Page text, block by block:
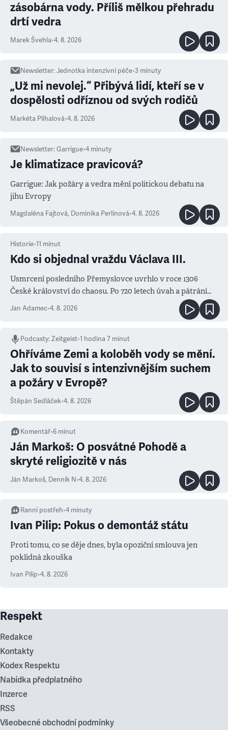
zásobárna vody. Příliš mělkou přehradu
drtí vedra
Marek Švehla•4. 8. 2026
Newsletter:Jednotka intenzivní péče•3 minuty
„Už mi nevolej.“ Přibývá lidí, kteří se v
dospělosti odříznou od svých rodičů
Markéta Plíhalová•4. 8. 2026
Newsletter:Garrigue•4 minuty
Je klimatizace pravicová?
Garrigue: Jak požáry a vedra mění politickou debatu na
jihu Evropy
Magdaléna Fajtová, Dominika Perlínová•4. 8. 2026
Historie•11 minut
Kdo si objednal vraždu Václava III.
Usmrcení posledního Přemyslovce uvrhlo v roce 1306
České království do chaosu. Po 720 letech úvah a pátrání
známe jména podezřelých
Jan Adamec•4. 8. 2026
Podcasty:Zeitgeist•1 hodina 7 minut
Ohříváme Zemi a koloběh vody se mění.
Jak to souvisí s intenzivnějším suchem
a požáry v Evropě?
Štěpán Sedláček•4. 8. 2026
Komentář•6 minut
Ján Markoš: O posvátné Pohodě a
skryté religiozitě v nás
Ján Markoš, Denník N•4. 8. 2026
Ranní postřeh•4 minuty
Ivan Pilip: Pokus o demontáž státu
Proti tomu, co se děje dnes, byla opoziční smlouva jen
poklidná zkouška
Ivan Pilip•4. 8. 2026
Respekt
Redakce
Kontakty
Kodex Respektu
Nabídka předplatného
Inzerce
RSS
Všeobecné obchodní podmínky